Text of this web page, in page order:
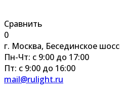
Сравнить
0
г. Москва, Бесединское
Пн-Чт: с 9:00 до 17:00
Пт: с 9:00 до 16:00
mail@rulight.ru